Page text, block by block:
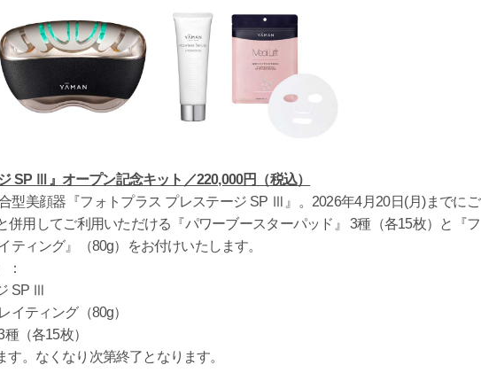
SP Ⅲ』オープン記念キット／220,000円（税込）
型美顔器『フォトプラス プレステージ SP Ⅲ』。2026年4月20日(月)までにご
併用してご利用いただける『パワーブースターパッド』 3種（各15枚）と『フ
ティング』（80g）をお付けいたします。
：
SP Ⅲ
イティング（80g）
（各15枚）
。なくなり次第終了となります。